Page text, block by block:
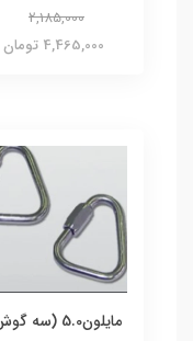
2,185,000
4,465,000 تومان
مایلون5.0 (سه گوش)